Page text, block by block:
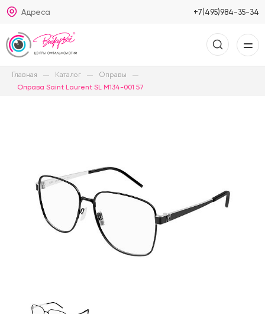
Адреса +7(495)984-35-34
Главная Каталог Оправы
Оправа Saint Laurent SL M134-001 57